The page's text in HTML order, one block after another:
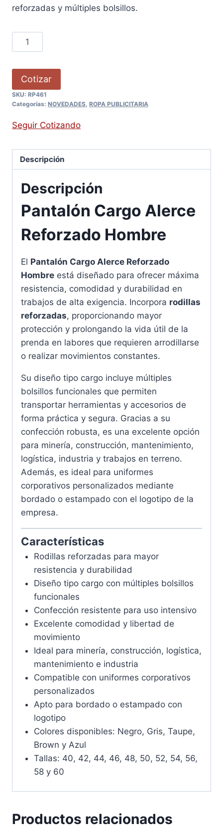
reforzadas y múltiples bolsillos.
Cotizar
SKU: RP461
Categorías: NOVEDADES ROPA PUBLICITARIA
Seguir Cotizando
Descripción
Descripción
Pantalón Cargo Alerce
Reforzado Hombre
El Pantalón Cargo Alerce Reforzado
Hombre está diseñado para ofrecer máxima
resistencia, comodidad y durabilidad en
trabajos de alta exigencia. Incorpora rodillas
reforzadas, proporcionando mayor
protección y prolongando la vida útil de la
prenda en labores que requieren arrodillarse
o realizar movimientos constantes.
Su diseño tipo cargo incluye múltiples
bolsillos funcionales que permiten
transportar herramientas y accesorios de
forma práctica y segura. Gracias a su
confección robusta, es una excelente opción
para minería, construcción, mantenimiento,
logística, industria y trabajos en terreno.
Además, es ideal para uniformes
corporativos personalizados mediante
bordado o estampado con el logotipo de la
empresa.
Características
Rodillas reforzadas para mayor
resistencia y durabilidad
Diseño tipo cargo con múltiples bolsillos
funcionales
Confección resistente para uso intensivo
Excelente comodidad y libertad de
movimiento
Ideal para minería, construcción, logística,
mantenimiento e industria
Compatible con uniformes corporativos
personalizados
Apto para bordado o estampado con
logotipo
Colores disponibles: Negro, Gris, Taupe,
Brown y Azul
Tallas: 40, 42, 44, 46, 48, 50, 52, 54, 56,
58 y 60
Productos relacionados